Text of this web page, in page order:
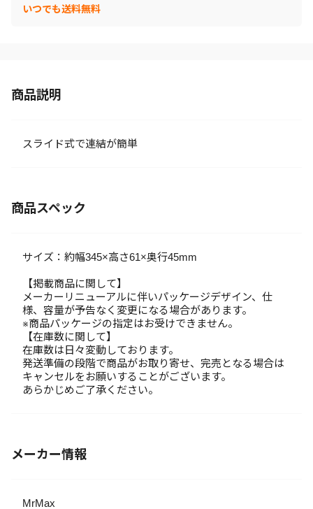
いつでも送料無料
商品説明
スライド式で連結が簡単
商品スペック
サイズ：約幅345×高さ61×奥行45mm
【掲載商品に関して】
メーカーリニューアルに伴いパッケージデザイン、仕
様、容量が予告なく変更になる場合があります。
※商品パッケージの指定はお受けできません。
【在庫数に関して】
在庫数は日々変動しております。
発送準備の段階で商品がお取り寄せ、完売となる場合は
キャンセルをお願いすることがございます。
あらかじめご了承ください。
メーカー情報
MrMax